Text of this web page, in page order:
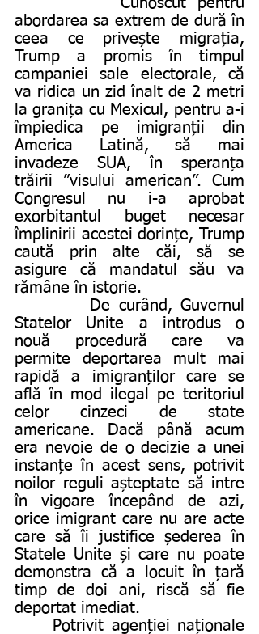
abordarea sa extrem de dură în
ceea ce privește migrația,
Trump a promis în timpul
campaniei sale electorale, că
va ridica un zid înalt de 2 metri
la granița cu Mexicul, pentru a-i
împiedica pe imigranții din
America Latină, să mai
invadeze SUA, în speranța
trăirii ”visului american”. Cum
Congresul nu i-a aprobat
exorbitantul buget necesar
împlinirii acestei dorințe, Trump
caută prin alte căi, să se
asigure că mandatul său va
rămâne în istorie.
Statelor Unite a introdus o
nouă procedură care va
permite deportarea mult mai
rapidă a imigranților care se
află în mod ilegal pe teritoriul
celor cinzeci de state
americane. Dacă până acum
era nevoie de o decizie a unei
instanțe în acest sens, potrivit
noilor reguli așteptate să intre
în vigoare începând de azi,
orice imigrant care nu are acte
care să îi justifice șederea în
Statele Unite și care nu poate
demonstra că a locuit în țară
timp de doi ani, riscă să fie
deportat imediat.